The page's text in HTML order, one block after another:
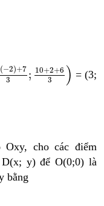
(−2)+7
3
; 10+2+6
3
)
2 +73; 10+2+ 6 3
= (3;
Oxy, cho các điểm
y) để O(0;0) là
bằng